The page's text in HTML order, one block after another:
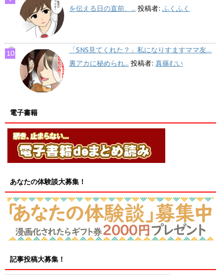
を伝える日の直前、... 投稿者: ふくふく
「SNS見てくれた？」私になりすますママ友…
裏アカに秘められ... 投稿者: 真篠むい
電子書籍
あなたの体験談大募集！
記事投稿大募集！